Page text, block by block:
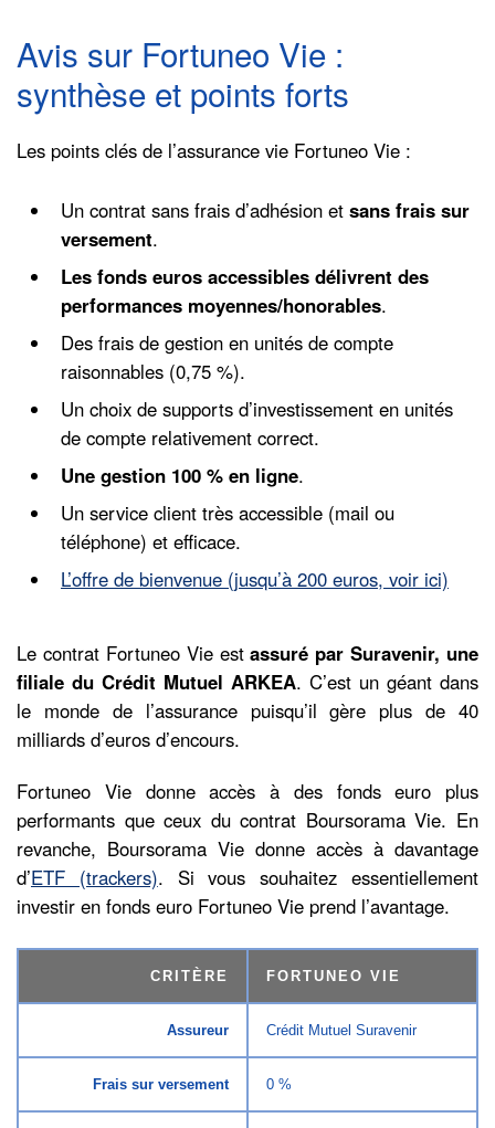
Avis sur Fortuneo Vie :
synthèse et points forts
Les points clés de l’assurance vie Fortuneo Vie :
Un contrat sans frais d’adhésion et sans frais sur
versement.
Les fonds euros accessibles délivrent des
performances moyennes/honorables.
Des frais de gestion en unités de compte
raisonnables (0,75 %).
Un choix de supports d’investissement en unités
de compte relativement correct.
Une gestion 100 % en ligne.
Un service client très accessible (mail ou
téléphone) et efficace.
L’offre de bienvenue (jusqu’à 200 euros, voir ici)
Le contrat Fortuneo Vie estassuré par Suravenir, une
filiale du Crédit Mutuel ARKEA. C’est un géant dans
le monde de l’assurance puisqu’il gère plus de 40
milliards d’euros d’encours.
Fortuneo Vie donne accès à des fonds euro plus
performants que ceux du contrat Boursorama Vie. En
revanche, Boursorama Vie donne accès à davantage
d’ETF (trackers). Si vous souhaitez essentiellement
investir en fonds euro Fortuneo Vie prend l’avantage.
CRITÈRE FORTUNEO VIE
Assureur Crédit Mutuel Suravenir
Frais sur versement 0 %